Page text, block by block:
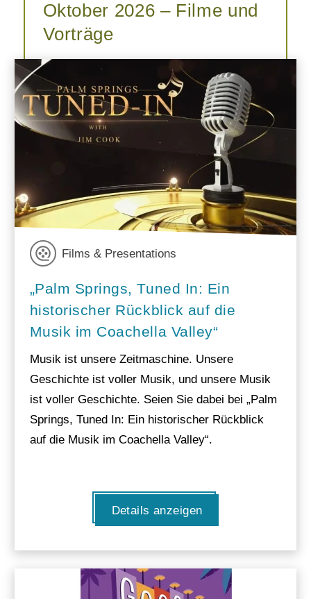
Oktober 2026 – Filme und
Vorträge
Films & Presentations
„Palm Springs, Tuned In: Ein
historischer Rückblick auf die
Musik im Coachella Valley“
Musik ist unsere Zeitmaschine. Unsere
Geschichte ist voller Musik, und unsere Musik
ist voller Geschichte. Seien Sie dabei bei „Palm
Springs, Tuned In: Ein historischer Rückblick
auf die Musik im Coachella Valley“.
Details anzeigen